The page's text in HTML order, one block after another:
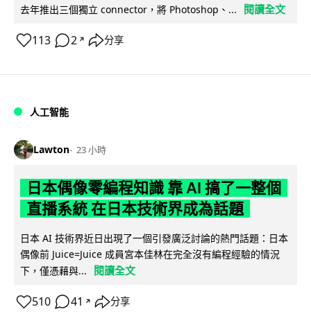
去年推出三個獨立 connector，將 Photoshop、...
閱讀全文
113 2 ↗ 分享
人工智能
Lawton 23 小時
日本偶像零編程知識 靠 AI 搞了一整個
直播系統 在日本技術界成為話題
日本 AI 技術界近日出現了一個引發廣泛討論的熱門話題：日本
偶像前 Juice=Juice 成員宮本佳林在完全沒有編程經驗的情況
下，僅憑藉與...
閱讀全文
510 41 ↗ 分享